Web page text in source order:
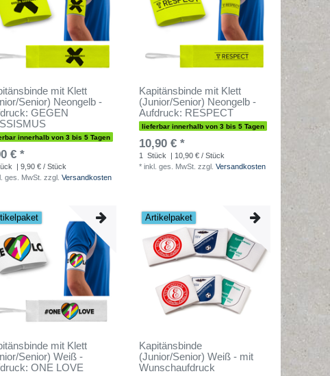
mit Klett
Senior) Neongelb -
GEGEN
innerhalb von 3 bis 5 Tagen
€ *
| 9,90 € / Stück
ges. MwSt. zzgl. Versandkosten
Kapitänsbinde mit Klett
(Junior/Senior) Neongelb -
Aufdruck: RESPECT
lieferbar innerhalb von 3 bis 5 Tagen
10,90 € *
1 Stück
| 10,90 € / Stück
* inkl. ges. MwSt. zzgl. Versandkosten
mit Klett
Senior) Weiß -
ONE LOVE
Artikelpaket
Kapitänsbinde
(Junior/Senior) Weiß - mit
Wunschaufdruck